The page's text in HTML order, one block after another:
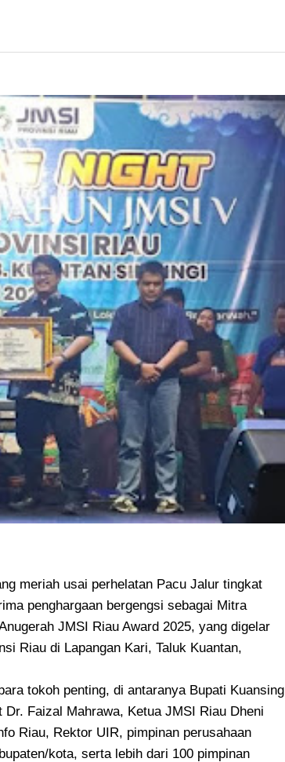
meriah usai perhelatan Pacu Jalur tingkat
penghargaan bergengsi sebagai Mitra
JMSI Riau Award 2025, yang digelar
Riau di Lapangan Kari, Taluk Kuantan,
tokoh penting, di antaranya Bupati Kuansing
Faizal Mahrawa, Ketua JMSI Riau Dheni
Riau, Rektor UIR, pimpinan perusahaan
kota, serta lebih dari 100 pimpinan